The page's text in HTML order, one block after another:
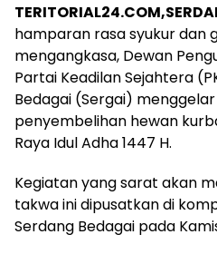
hamparan rasa syukur dan
mengangkasa, Dewan
Partai Keadilan Sejahtera
Bedagai (Sergai)
penyembelihan hewan
Raya Idul Adha 1447 H.
Kegiatan yang sarat akan
takwa ini dipusatkan di
Serdang Bedagai pada